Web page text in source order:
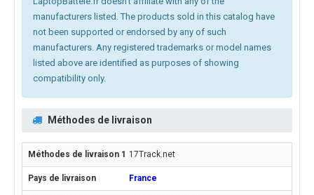
manufacturers listed. The products sold in this catalog have
not been supported or endorsed by any of such
manufacturers. Any registered trademarks or model names
listed above are identified as purposes of showing
compatibility only.
Méthodes de livraison
17Track.net
France